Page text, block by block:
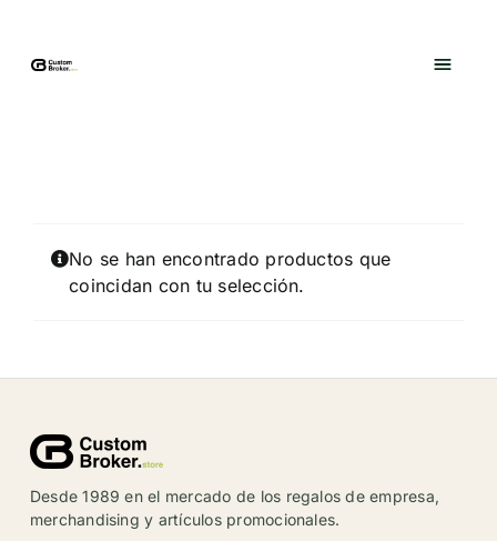
contenido
No se han encontrado productos que
coincidan con tu selección.
Desde 1989 en el mercado de los regalos de empresa,
merchandising y artículos promocionales.